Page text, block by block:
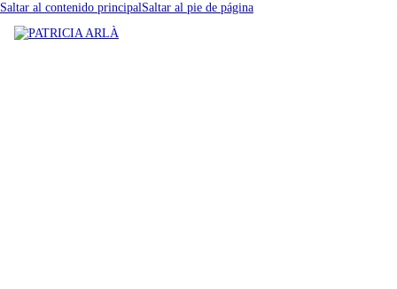
Saltar al contenido principalSaltar al pie de página